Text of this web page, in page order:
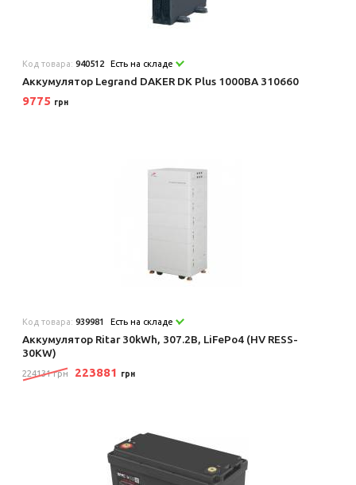
Код товара:940512 Есть на складе
Аккумулятор Legrand DAKER DK Plus 1000ВА 310660
9775 грн
Код товара:939981 Есть на складе
Аккумулятор Ritar 30kWh, 307.2В, LiFePo4 (HV RESS-
30KW)
224131 грн 223881 грн